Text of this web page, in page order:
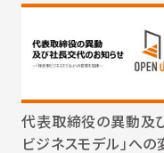
代表取締役の異動及
ビジネスモデル」へ